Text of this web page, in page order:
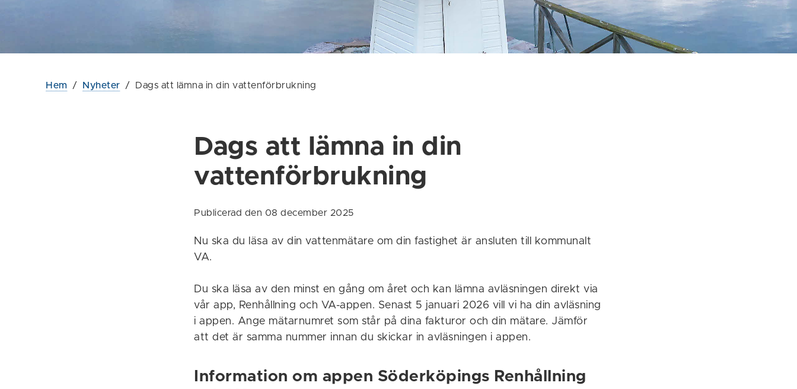
Hem / Nyheter / Dags att lämna in din vattenförbrukning
Dags att lämna in din
vattenförbrukning
Publicerad den 08 december 2025
Nu ska du läsa av din vattenmätare om din fastighet är ansluten till kommunalt
VA.
Du ska läsa av den minst en gång om året och kan lämna avläsningen direkt via
vår app, Renhållning och VA-appen. Senast 5 januari 2026 vill vi ha din avläsning
i appen. Ange mätarnumret som står på dina fakturor och din mätare. Jämför
att det är samma nummer innan du skickar in avläsningen i appen.
Information om appen Söderköpings Renhållning